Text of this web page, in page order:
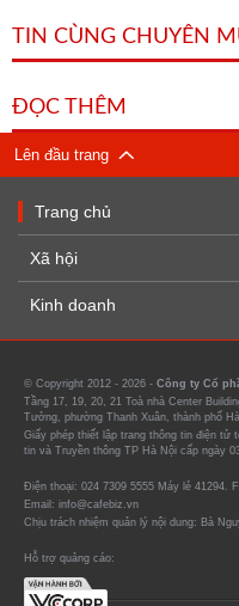
TIN CÙNG CHUYÊN
ĐỌC THÊM
Lên đầu trang
Trang chủ
Xã hội
Kinh doanh
© Copyright 2012 - 2026 - Công ty Cổ
Tầng 17, 19, 20, 21 Toà nhà Center
Tưởng, phường Thanh Xuân, thành phố
Giấy phép thiết lập trang thông tin điện tử
tin và Truyền thông TP Hà Nội cấp ngày
Điện thoại: 024 7309 5555 Máy lẻ 41294.
Email: info@cafebiz.vn
Chịu trách nhiệm quản lý nội dung: Bà
Hỗ trợ quảng cáo: